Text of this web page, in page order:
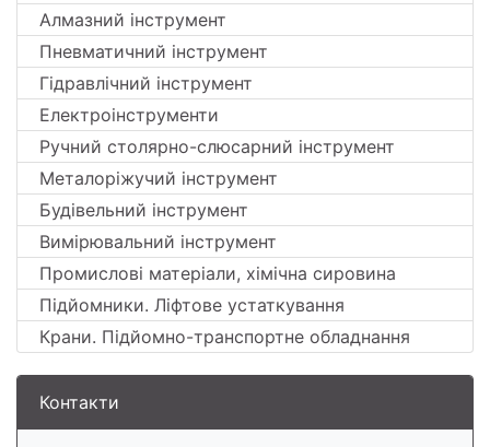
Алмазний інструмент
Пневматичний інструмент
Гідравлічний інструмент
Електроінструменти
Ручний столярно-слюсарний інструмент
Металоріжучий інструмент
Будівельний інструмент
Вимірювальний інструмент
Промислові матеріали, хімічна сировина
Підйомники. Ліфтове устаткування
Крани. Підйомно-транспортне обладнання
Контакти